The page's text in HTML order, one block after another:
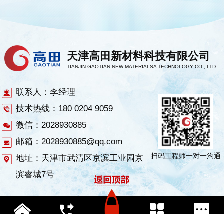
天津高田新材料科技有限公司
TIANJIN GAOTIAN NEW MATERIALSA TECHNOLOGY CO., LTD.
联系人：李经理
技术热线：180 0204 9059
微信：2028930885
邮箱：2028930885@qq.com
地址：天津市武清区京滨工业园京
滨睿城7号
扫码工程师一对一沟通